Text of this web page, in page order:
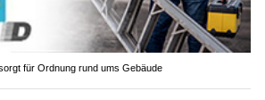
für Ordnung rund ums Gebäude